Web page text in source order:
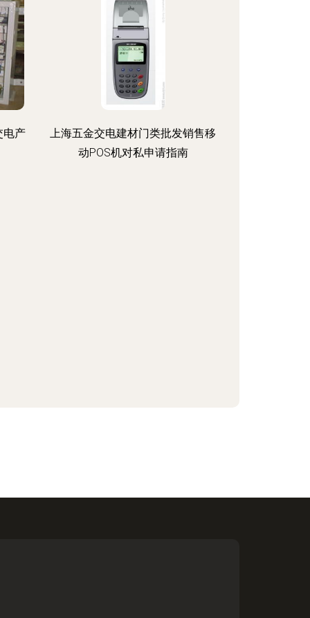
电产
上海五金交电建材门类批发销售移
动POS机对私申请指南